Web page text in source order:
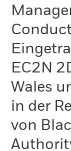
EC2N
Wales
in der
von